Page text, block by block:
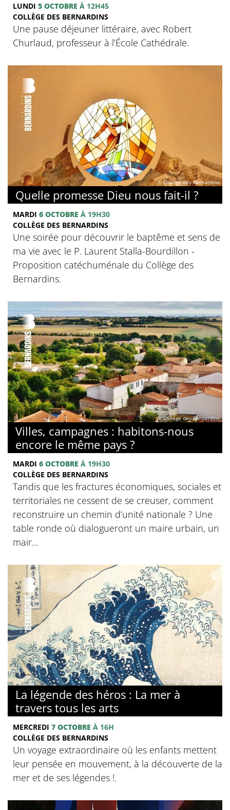
LUNDI 5 OCTOBRE À 12H45
COLLÈGE DES BERNARDINS
Une pause déjeuner littéraire, avec Robert
Churlaud, professeur à l’École Cathédrale.
© Collège des Bernardins
Quelle promesse Dieu nous fait-il ?
MARDI 6 OCTOBRE À 19H30
COLLÈGE DES BERNARDINS
Une soirée pour découvrir le baptême et sens de
ma vie avec le P. Laurent Stalla-Bourdillon -
Proposition catéchuménale du Collège des
Bernardins.
© Collège des Bernardins
Villes, campagnes : habitons-nous
encore le même pays ?
MARDI 6 OCTOBRE À 19H30
COLLÈGE DES BERNARDINS
Tandis que les fractures économiques, sociales et
territoriales ne cessent de se creuser, comment
reconstruire un chemin d’unité nationale ? Une
table ronde où dialogueront un maire urbain, un
mair...
© Collège des Bernardins
La légende des héros : La mer à
travers tous les arts
MERCREDI 7 OCTOBRE À 16H
COLLÈGE DES BERNARDINS
Un voyage extraordinaire où les enfants mettent
leur pensée en mouvement, à la découverte de la
mer et de ses légendes !.